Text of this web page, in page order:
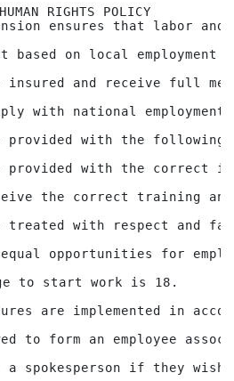
RIGHTS POLICY
ensures that labor
based on local employment
insured and receive full
with national employment
provided with the
provided with the correct
the correct training
treated with respect and
equal opportunities for
to start work is 18.
are implemented in
to form an employee
a spokesperson if they wish.